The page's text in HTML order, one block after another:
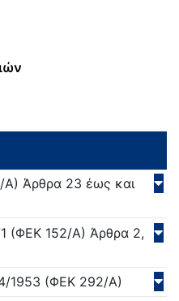
Α) Άρθρα 23 έως και
(ΦΕΚ 152/Α) Άρθρα 2,
1953 (ΦΕΚ 292/Α)